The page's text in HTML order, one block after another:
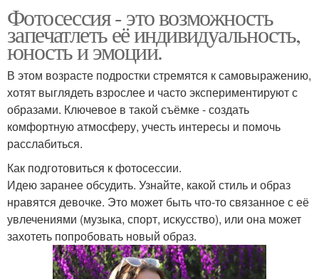
Фотосессия - это возможность
запечатлеть её индивидуальность,
юность и эмоции.
В этом возрасте подростки стремятся к самовыражению,
хотят выглядеть взрослее и часто экспериментируют с
образами. Ключевое в такой съёмке - создать
комфортную атмосферу, учесть интересы и помочь
расслабиться.
Как подготовиться к фотосессии.
Идею заранее обсудить. Узнайте, какой стиль и образ
нравятся девочке. Это может быть что-то связанное с её
увлечениями (музыка, спорт, искусство), или она может
захотеть попробовать новый образ.